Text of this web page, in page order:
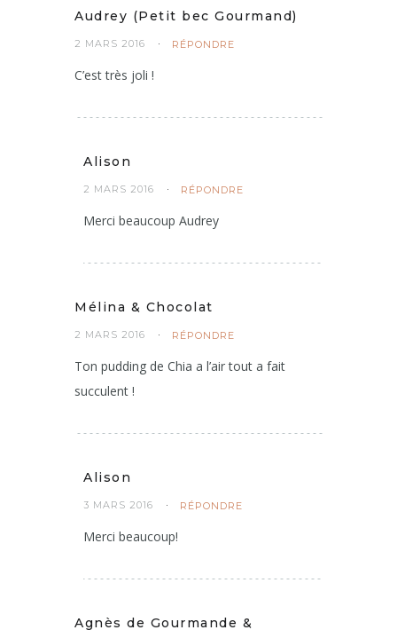
Audrey (Petit bec Gourmand)
Alison
Mélina & Chocolat
2 MARS 2016
Alison